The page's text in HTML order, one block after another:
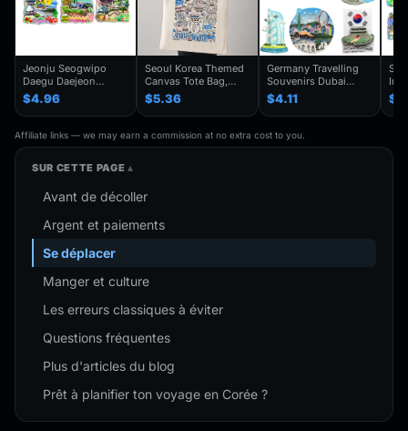
Jeonju Seogwipo
Daegu Daejeon
Chuncheon Andong
South Korea Fridge
Magnet Travel
Souvenir Gift
Handmade Decorative
$4.96
Seoul Korea Themed
Canvas Tote Bag,
Seoul Souvenir Gift,
Seoul City Shoulder
Bag For
Traveler,Trendy
Folding Shoulder Bag
$5.36
Germany Travelling
Souvenirs Dubai
Kuwait Fridge
Stickers Japan
Shanghai Korea
Finland Mauritius
Fridge Magnets
$4.11
Affiliate links — we may earn a commission at no extra cost to you.
SUR CETTE PAGE
Avant de décoller
Argent et paiements
Se déplacer
Manger et culture
Les erreurs classiques à éviter
Questions fréquentes
Plus d'articles du blog
Prêt à planifier ton voyage en Corée ?